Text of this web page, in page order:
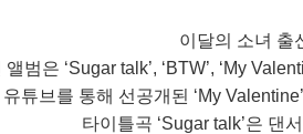
이달의 소녀 출
앨범은 ‘Sugar talk’, ‘BTW’, ‘My
유튜브를 통해 선공개된 ‘My
타이틀곡 ‘Sugar talk’은 댄